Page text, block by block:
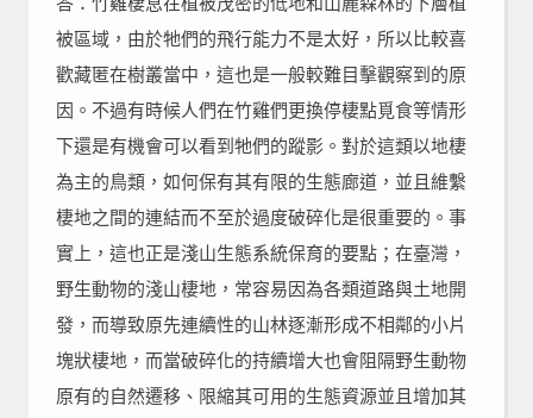
被區域，由於牠們的飛行能力不是太好，所以比較喜
歡藏匿在樹叢當中，這也是一般較難目擊觀察到的原
因。不過有時候人們在竹雞們更換停棲點覓食等情形
下還是有機會可以看到牠們的蹤影。對於這類以地棲
為主的鳥類，如何保有其有限的生態廊道，並且維繫
棲地之間的連結而不至於過度破碎化是很重要的。事
實上，這也正是淺山生態系統保育的要點；在臺灣，
野生動物的淺山棲地，常容易因為各類道路與土地開
發，而導致原先連續性的山林逐漸形成不相鄰的小片
塊狀棲地，而當破碎化的持續增大也會阻隔野生動物
原有的自然遷移、限縮其可用的生態資源並且增加其